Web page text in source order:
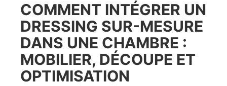
COMMENT INTÉGRER UN
DRESSING SUR-MESURE
DANS UNE CHAMBRE :
MOBILIER, DÉCOUPE ET
OPTIMISATION